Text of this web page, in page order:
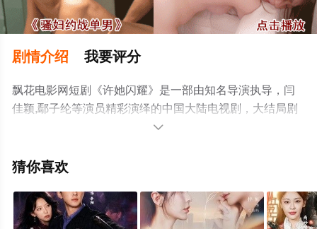
剧情介绍 我要评分
飘花电影网短剧《许她闪耀》是一部由知名导演执导，闫
佳颖,鄢子纶等演员精彩演绎的中国大陆电视剧，大结局剧
情已揭晓（1-1全集），手机免费观看高清无删减完整版电
剧、电视猫或剧情网等平台了解。

猜你喜欢